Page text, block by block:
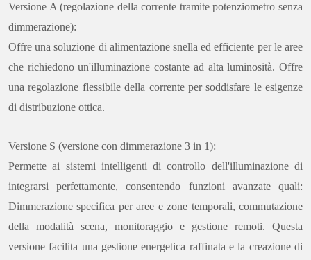
Versione A (regolazione della corrente tramite potenziometro senza
dimmerazione):
Offre una soluzione di alimentazione snella ed efficiente per le aree
che richiedono un'illuminazione costante ad alta luminosità. Offre
una regolazione flessibile della corrente per soddisfare le esigenze
di distribuzione ottica.
Versione S (versione con dimmerazione 3 in 1):
Permette ai sistemi intelligenti di controllo dell'illuminazione di
integrarsi perfettamente, consentendo funzioni avanzate quali:
Dimmerazione specifica per aree e zone temporali, commutazione
della modalità scena, monitoraggio e gestione remoti. Questa
versione facilita una gestione energetica raffinata e la creazione di